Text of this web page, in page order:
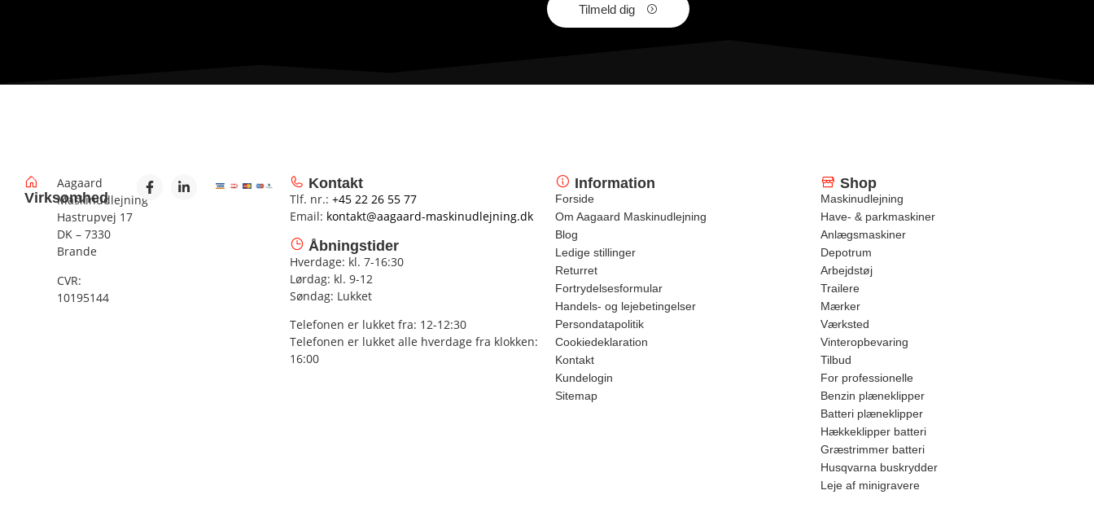
Tilmeld dig
Virksomhed
Aagaard
Maskinudlejning
Hastrupvej 17
DK – 7330
Brande
CVR:
10195144
Kontakt
Tlf. nr.: +45 22 26 55 77
Email: kontakt@aagaard-maskinudlejning.dk
Åbningstider
Hverdage: kl. 7-16:30
Lørdag: kl. 9-12
Søndag: Lukket
Telefonen er lukket fra: 12-12:30
Telefonen er lukket alle hverdage fra klokken:
16:00
Information
Forside
Om Aagaard Maskinudlejning
Blog
Ledige stillinger
Returret
Fortrydelsesformular
Handels- og lejebetingelser
Persondatapolitik
Cookiedeklaration
Kontakt
Kundelogin
Sitemap
Shop
Maskinudlejning
Have- & parkmaskiner
Anlægsmaskiner
Depotrum
Arbejdstøj
Trailere
Mærker
Værksted
Vinteropbevaring
Tilbud
For professionelle
Benzin plæneklipper
Batteri plæneklipper
Hækkeklipper batteri
Græstrimmer batteri
Husqvarna buskrydder
Leje af minigravere